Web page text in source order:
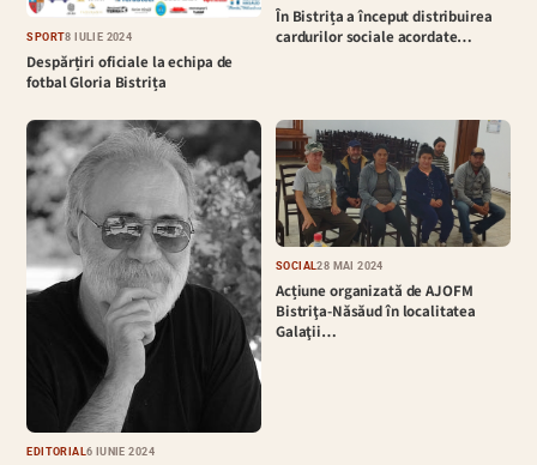
SPORT8 IULIE 2024
Despărțiri oficiale la echipa de
fotbal Gloria Bistrița
În Bistrița a început distribuirea
cardurilor sociale acordate…
EDITORIAL6 IUNIE 2024
SOCIAL28 MAI 2024
Acțiune organizată de AJOFM
Bistriţa-Năsăud în localitatea
Galaţii…